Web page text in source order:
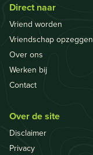
Direct naar
Vriend worden
Vriendschap opzeggen
Over ons
Werken bij
Contact
Over de site
Disclaimer
Privacy